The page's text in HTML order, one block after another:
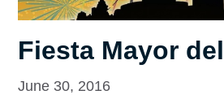
Fiesta Mayor
June 30, 2016